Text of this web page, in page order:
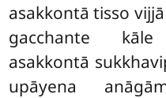
asakkontā tisso
gacchante
asakkontā
upāyena